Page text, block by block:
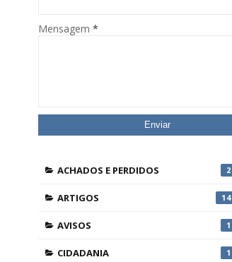
Mensagem *
ACHADOS E PERDIDOS 2
ARTIGOS 14
AVISOS 1
CIDADANIA 1